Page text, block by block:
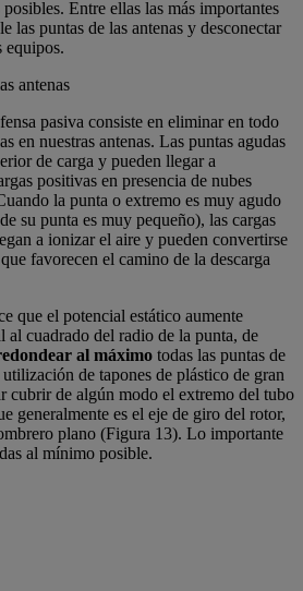
Entre ellas las más importantes
las puntas de las antenas y desconectar
equipos.
antenas
pasiva consiste en eliminar en todo
en nuestras antenas. Las puntas agudas
de carga y pueden llegar a
positivas en presencia de nubes
la punta o extremo es muy agudo
su punta es muy pequeño), las cargas
a ionizar el aire y pueden convertirse
favorecen el camino de la descarga
que el potencial estático aumente
al cuadrado del radio de la punta, de
al máximo todas las puntas de
de tapones de plástico de gran
cubrir de algún modo el extremo del tubo
generalmente es el eje de giro del rotor,
plano (Figura 13). Lo importante
al mínimo posible.